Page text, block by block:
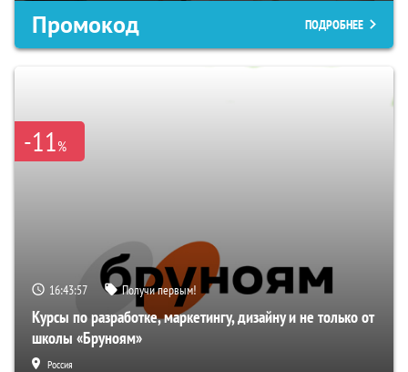
Промокод ПОДРОБНЕЕ
-11%
16:43:55 Получи первым!
Курсы по разработке, маркетингу, дизайну и не только от
школы «Бруноям»
Россия